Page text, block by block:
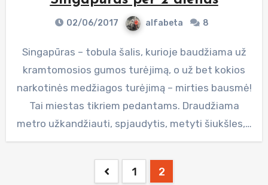
02/06/2017 alfabeta 8
Singapūras – tobula šalis, kurioje baudžiama už
kramtomosios gumos turėjimą, o už bet kokios
narkotinės medžiagos turėjimą – mirties bausmė!
Tai miestas tikriem pedantams. Draudžiama
metro užkandžiauti, spjaudytis, metyti šiukšles,…
1 2